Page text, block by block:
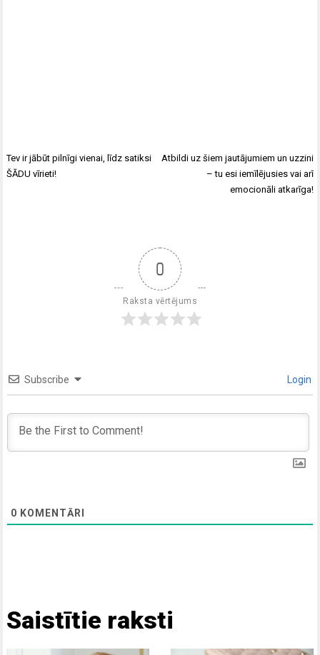
Tev ir jābūt pilnīgi vienai, līdz satiksi
ŠĀDU vīrieti!
Atbildi uz šiem jautājumiem un uzzini
– tu esi iemīlējusies vai arī
emocionāli atkarīga!
0
Raksta vērtējums
Subscribe Login
0 KOMENTĀRI
Saistītie raksti